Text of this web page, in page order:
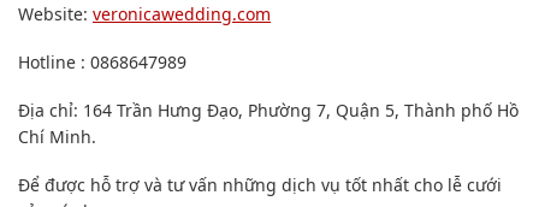
Website: veronicawedding.com
Hotline : 0868647989
Địa chỉ: 164 Trần Hưng Đạo, Phường 7, Quận 5, Thành phố Hồ
Chí Minh.
Để được hỗ trợ và tư vấn những dịch vụ tốt nhất cho lễ cưới